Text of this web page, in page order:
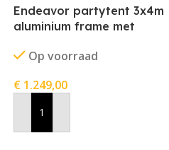
Endeavor partytent 3x4m
aluminium frame met
Op voorraad
€ 1.249,00
In Winkelwagen